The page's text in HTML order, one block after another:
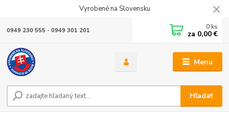
Vyrobené na Slovensku
Menu
Hľadať
0949 230 555 - 0949 301 201 0 ks
za 0,00 €